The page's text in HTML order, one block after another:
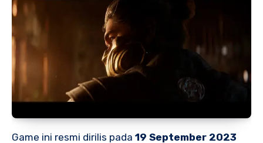
Game ini resmi dirilis pada 19 September 2023